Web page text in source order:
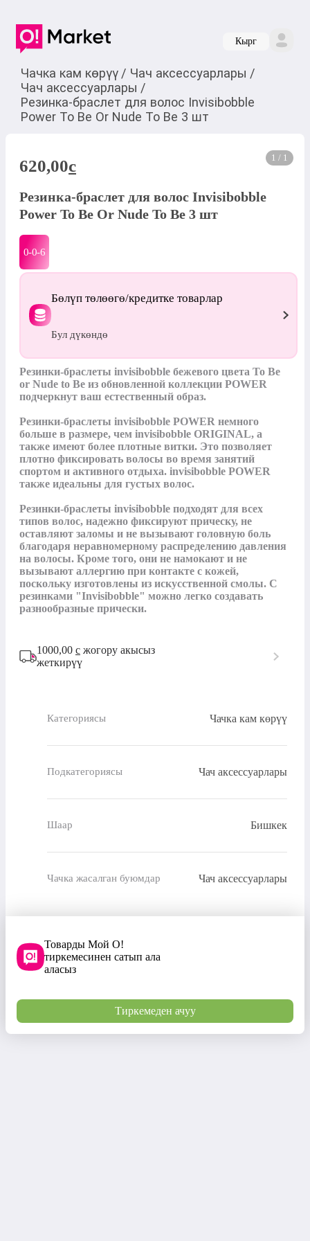
Кырг
Чачка кам көрүү / Чач аксессуарлары /
Чач аксессуарлары /
Резинка-браслет для волос Invisibobble
Power To Be Or Nude To Be 3 шт
1 / 1
620,00c
Резинка-браслет для волос Invisibobble
Power To Be Or Nude To Be 3 шт
0-0-6
Бөлүп төлөөгө/кредитке товарлар
Бул дүкөндө
Резинки-браслеты invisibobble бежевого цвета To Be
or Nude to Be из обновленной коллекции POWER
подчеркнут ваш естественный образ.
Резинки-браслеты invisibobble POWER немного
больше в размере, чем invisibobble ORIGINAL, а
также имеют более плотные витки. Это позволяет
плотно фиксировать волосы во время занятий
спортом и активного отдыха. invisibobble POWER
также идеальны для густых волос.
Резинки-браслеты invisibobble подходят для всех
типов волос, надежно фиксируют прическу, не
оставляют заломы и не вызывают головную боль
благодаря неравномерному распределению давления
на волосы. Кроме того, они не намокают и не
вызывают аллергию при контакте с кожей,
поскольку изготовлены из искусственной смолы. C
резинками "Invisibobble" можно легко создавать
разнообразные прически.
1000,00 с жогору акысыз
жеткирүү
Категориясы Чачка кам көрүү
Подкатегориясы Чач аксессуарлары
Шаар Бишкек
Чачка жасалган буюмдар Чач аксессуарлары
Товарды Мой О!
тиркемесинен сатып ала
аласыз
Тиркемеден ачуу